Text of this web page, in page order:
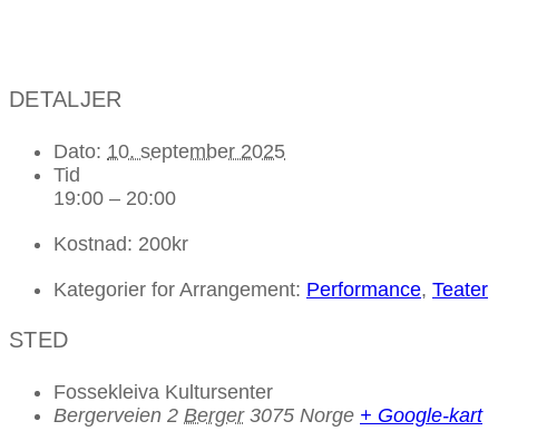
DETALJER
Dato: 10. september 2025
Tid
19:00 – 20:00
Kostnad: 200kr
Kategorier for Arrangement: Performance, Teater
STED
Fossekleiva Kultursenter
Bergerveien 2 Berger 3075 Norge + Google-kart